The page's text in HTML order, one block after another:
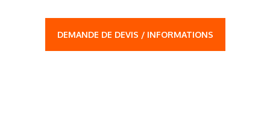
DEMANDE DE DEVIS / INFORMATIONS